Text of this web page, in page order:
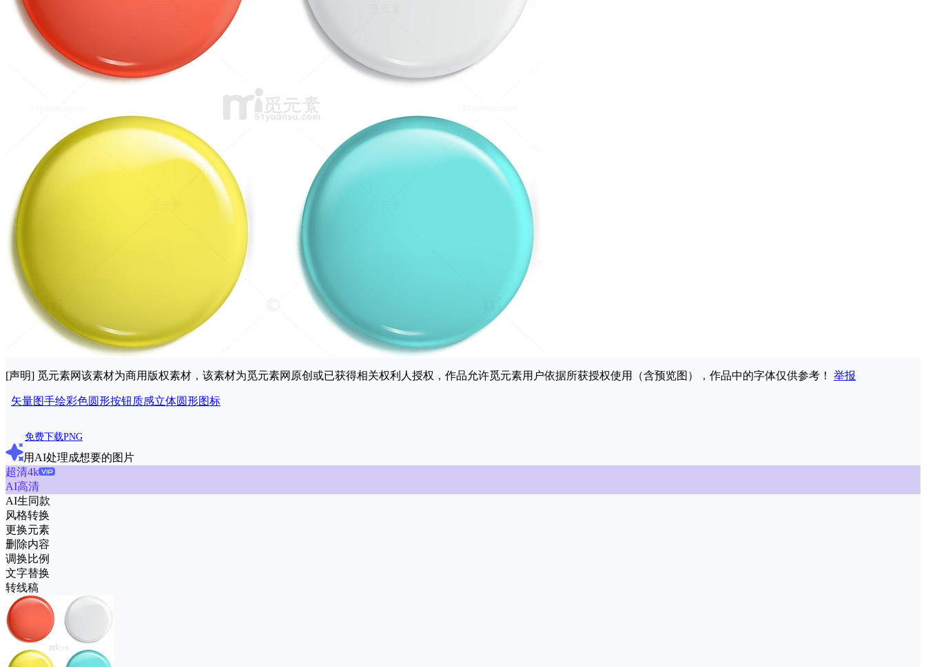
[声明] 觅元素网该素材为商用版权素材，该素材为觅元素网原创或已获得相关权利人授权，作品允许觅元素用户依据所获授权使用（含预览图），作品中的字体仅供参考！ 举报
矢量图手绘彩色圆形按钮 质感立体圆形图标
免费下载PNG
用AI处理成想要的图片
超清4k
AI高清
AI生同款
风格转换
更换元素
删除内容
调换比例
文字替换
转线稿